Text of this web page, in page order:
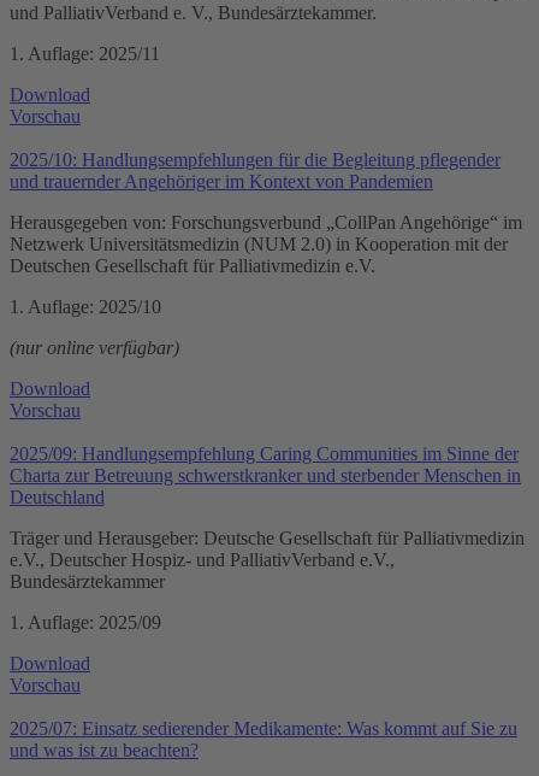
und PalliativVerband e. V., Bundesärztekammer.
1. Auflage: 2025/11
Download
Vorschau
2025/10: Handlungsempfehlungen für die Begleitung pflegender
und trauernder Angehöriger im Kontext von Pandemien
Herausgegeben von: Forschungsverbund „CollPan Angehörige“ im
Netzwerk Universitätsmedizin (NUM 2.0) in Kooperation mit der
Deutschen Gesellschaft für Palliativmedizin e.V.
1. Auflage: 2025/10
(nur online verfügbar)
Download
Vorschau
2025/09: Handlungsempfehlung Caring Communities im Sinne der
Charta zur Betreuung schwerstkranker und sterbender Menschen in
Deutschland
Träger und Herausgeber: Deutsche Gesellschaft für Palliativmedizin
e.V., Deutscher Hospiz- und PalliativVerband e.V.,
Bundesärztekammer
1. Auflage: 2025/09
Download
Vorschau
2025/07: Einsatz sedierender Medikamente: Was kommt auf Sie zu
und was ist zu beachten?